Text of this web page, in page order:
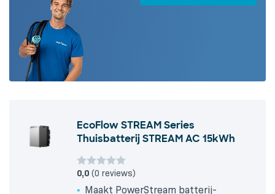
EcoFlow STREAM Series
Thuisbatterij STREAM AC 15kWh
0,0 (0 reviews)
Maakt PowerStream batterij-